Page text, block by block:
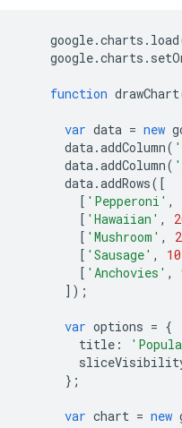
google.charts . load
google.charts .
function drawChart
var data = new
data.addColumn(
data.addColumn(
data.addRows([
[ 'Pepperoni' ,
[ 'Hawaiian' ,
[ 'Mushroom' ,
[ 'Sausage' , 10
[ 'Anchovies' ,
]);
var options = {
title :
};
var chart = new